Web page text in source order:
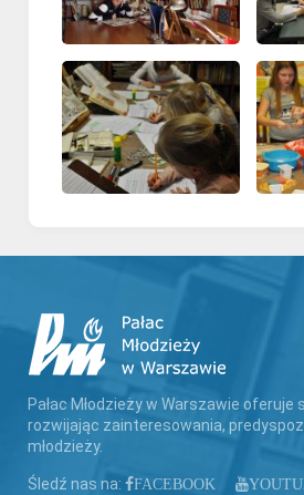
Pałac Młodzieży w Warszawie
rozwijając zainteresowania,
młodzieży.
Śledź nas na: FACEBOOK